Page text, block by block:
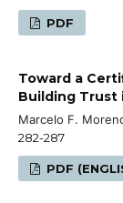
PDF
Toward a
Building Trust
Marcelo F.
282-287
PDF